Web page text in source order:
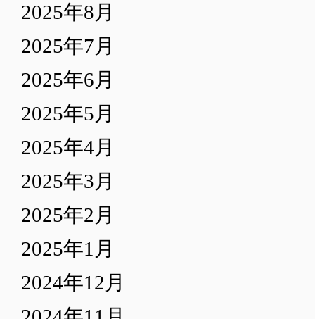
2025年8月
2025年7月
2025年6月
2025年5月
2025年4月
2025年3月
2025年2月
2025年1月
2024年12月